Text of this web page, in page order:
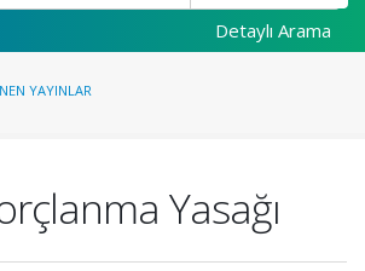
Detaylı Arama
YAYINLAR
Yasağı